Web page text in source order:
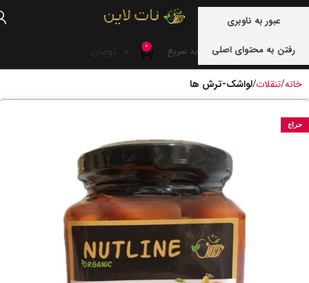
عبور به ناوبری
رفتن به محتوای اصلی
خرید سریع 0
0 تومان
خانه تنقلات لواشک-ترش ها
حراج